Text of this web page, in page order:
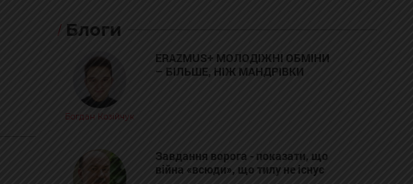
Блоги
Богдан Козійчук
ERAZMUS+ МОЛОДІЖНІ ОБМІНИ
– БІЛЬШЕ, НІЖ МАНДРІВКИ
Завдання ворога - показати, що
війна «всюди», що тилу не існує